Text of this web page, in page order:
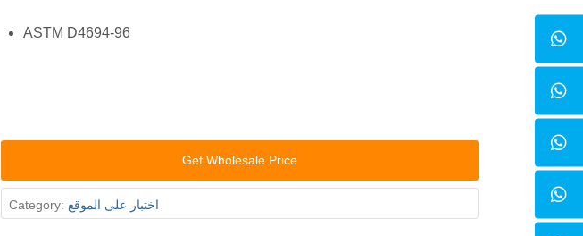
ASTM D4694-96
Get Wholesale Price
Category: اختبار على الموقع